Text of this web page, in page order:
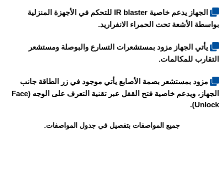
الجهاز يدعم خاصية IR blaster للتحكم في الأجهزة المنزلية
بواسطة الأشعة تحت الحمراء الانفراريد.
يأتي الجهاز مزود بمستشعرات التسارع والبوصلة ومستشعر
التقارب للمكالمات.
مزود بمستشعر بصمة الأصابع يأتي موجود في زر الطاقة جانب
الجهاز، ويدعم خاصية فتح القفل عبر تقنية التعرف على الوجه (Face
Unlock).
جميع المواصفات بتفصيل في جدول المواصفات.